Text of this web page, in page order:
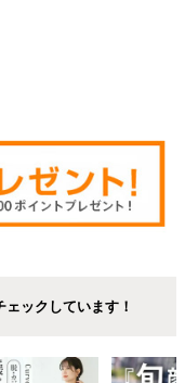
ックしています！